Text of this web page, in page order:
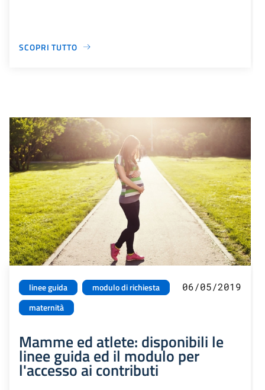
SCOPRI TUTTO
linee guida
modulo di richiesta
maternità
06/05/2019
Mamme ed atlete: disponibili le
linee guida ed il modulo per
l'accesso ai contributi